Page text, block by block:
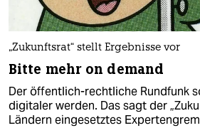
„Zukunftsrat“ stellt Ergebnisse vor
Bitte mehr on demand
Der öffentlich-rechtliche Rundfunk
digitaler werden. Das sagt der
Ländern eingesetztes